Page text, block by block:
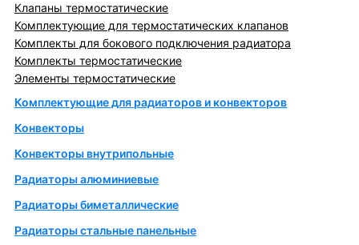
Клапаны термостатические
Комплектующие для термостатических клапанов
Комплекты для бокового подключения радиатора
Комплекты термостатические
Элементы термостатические
Комплектующие для радиаторов и конвекторов
Конвекторы
Конвекторы внутрипольные
Радиаторы алюминиевые
Радиаторы биметаллические
Радиаторы стальные панельные